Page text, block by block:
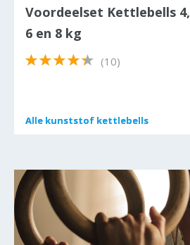
Voordeelset Kettlebells 4,
6 en 8 kg
(10)
Alle kunststof kettlebells
Alle kunststof kettlebells